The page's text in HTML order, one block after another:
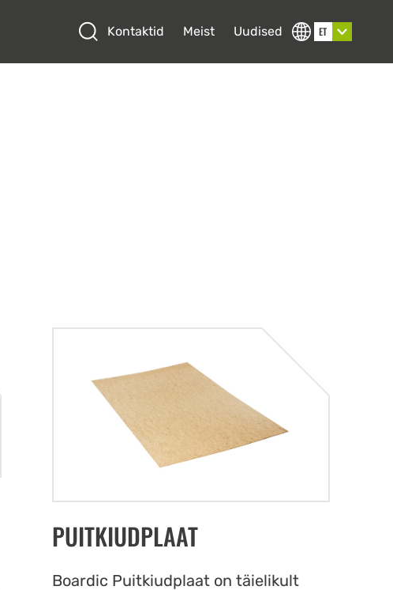
Open search
Kontaktid Meist Uudised ET
PUITKIUDPLAAT
Boardic Puitkiudplaat on täielikult